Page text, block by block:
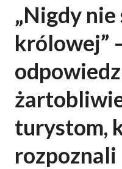
„Nigdy nie
królowej”
turystom,
rozpoznali